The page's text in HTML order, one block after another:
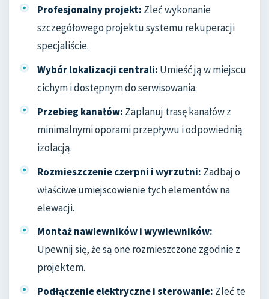
Profesjonalny projekt: Zleć wykonanie
szczegółowego projektu systemu rekuperacji
specjaliście.
Wybór lokalizacji centrali: Umieść ją w miejscu
cichym i dostępnym do serwisowania.
Przebieg kanałów: Zaplanuj trasę kanałów z
minimalnymi oporami przepływu i odpowiednią
izolacją.
Rozmieszczenie czerpni i wyrzutni: Zadbaj o
właściwe umiejscowienie tych elementów na
elewacji.
Montaż nawiewników i wywiewników:
Upewnij się, że są one rozmieszczone zgodnie z
projektem.
Podłączenie elektryczne i sterowanie: Zleć te